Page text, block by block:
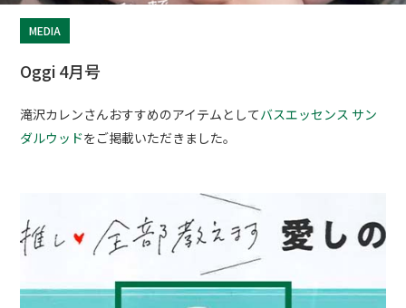
MEDIA
Oggi 4月号
滝沢カレンさんおすすめのアイテムとしてバスエッセンス サン
ダルウッドをご掲載いただきました。